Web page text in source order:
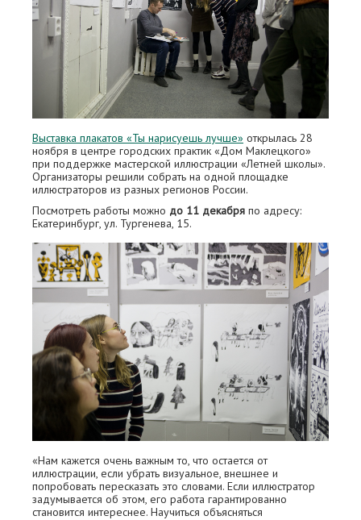
Выставка плакатов «Ты нарисуешь лучше» открылась 28
ноября в центре городских практик «Дом Маклецкого»
при поддержке мастерской иллюстрации «Летней школы».
Организаторы решили собрать на одной площадке
иллюстраторов из разных регионов России.
Посмотреть работы можно до 11 декабря по адресу:
Екатеринбург, ул. Тургенева, 15.
«Нам кажется очень важным то, что остается от
иллюстрации, если убрать визуальное, внешнее и
попробовать пересказать это словами. Если иллюстратор
задумывается об этом, его работа гарантированно
становится интереснее. Научиться объясняться